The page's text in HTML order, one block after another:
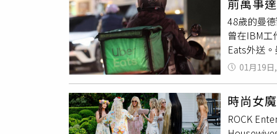
穫卻寥寥
蓉感性地
小費文化
隊老了也
一番：「
紀比較大
也拚了，
賢、陳隨
有點喘，
風，「說
豪、吳俊宏
前萬事
48歲的曼
曾在IBM
Eats外送
職涯的高
任教授，
Uber
格不入。
或肯定。
01月19日
時尚女
ROCK